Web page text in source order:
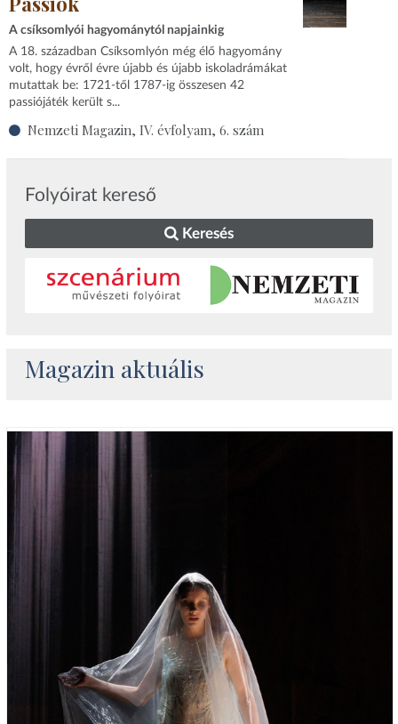
A csíksomlyói hagyománytól napjainkig
A 18. században Csíksomlyón még élő hagyomány
volt, hogy évről évre újabb és újabb iskoladrámákat
mutattak be: 1721-től 1787-ig összesen 42
passiójáték került s...
Nemzeti Magazin, IV. évfolyam, 6. szám
Folyóirat kereső
Keresés
Magazin aktuális